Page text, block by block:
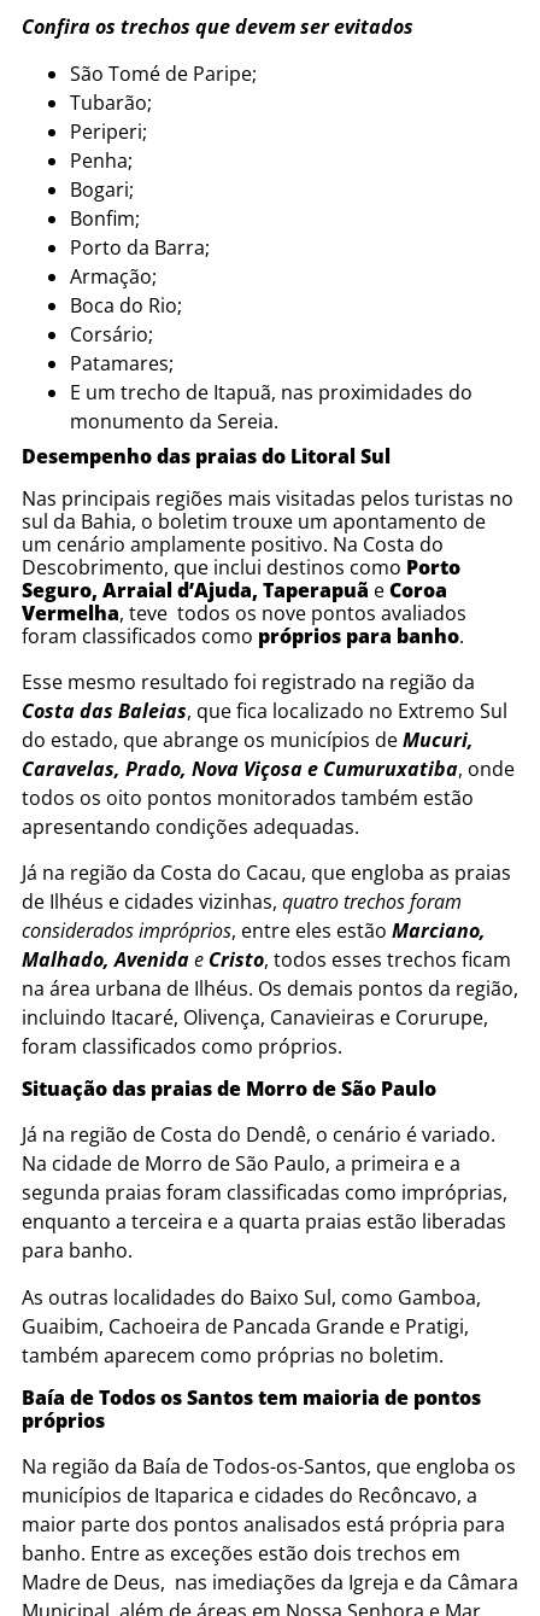
Confira os trechos que devem ser evitados
São Tomé de Paripe;
Tubarão;
Periperi;
Penha;
Bogari;
Bonfim;
Porto da Barra;
Armação;
Boca do Rio;
Corsário;
Patamares;
E um trecho de Itapuã, nas proximidades do
monumento da Sereia.
Desempenho das praias do Litoral Sul
Nas principais regiões mais visitadas pelos turistas no
sul da Bahia, o boletim trouxe um apontamento de
um cenário amplamente positivo. Na Costa do
Descobrimento, que inclui destinos como Porto
Seguro, Arraial d’Ajuda, Taperapuã eCoroa
Vermelha, teve todos os nove pontos avaliados
foram classificados como próprios para banho.
Esse mesmo resultado foi registrado na região da
Costa das Baleias, que fica localizado no Extremo Sul
do estado, que abrange os municípios deMucuri,
Caravelas, Prado, Nova Viçosa e Cumuruxatiba, onde
todos os oito pontos monitorados também estão
apresentando condições adequadas.
Já na região da Costa do Cacau, que engloba as praias
de Ilhéus e cidades vizinhas, quatro trechos foram
considerados impróprios, entre eles estão Marciano,
Malhado, Avenidae Cristo, todos esses trechos ficam
na área urbana de Ilhéus. Os demais pontos da região,
incluindo Itacaré, Olivença, Canavieiras e Corurupe,
foram classificados como próprios.
Situação das praias de Morro de São Paulo
Já na região de Costa do Dendê, o cenário é variado.
Na cidade de Morro de São Paulo, a primeira e a
segunda praias foram classificadas como impróprias,
enquanto a terceira e a quarta praias estão liberadas
para banho.
As outras localidades do Baixo Sul, como Gamboa,
Guaibim, Cachoeira de Pancada Grande e Pratigi,
também aparecem como próprias no boletim.
Baía de Todos os Santos tem maioria de pontos
próprios
Na região da Baía de Todos-os-Santos, que engloba os
municípios de Itaparica e cidades do Recôncavo, a
maior parte dos pontos analisados está própria para
banho. Entre as exceções estão dois trechos em
Madre de Deus, nas imediações da Igreja e da Câmara